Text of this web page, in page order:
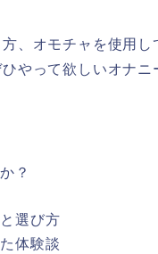
、オモチャを使用
やって欲しいオナニ
？
選び方
体験談